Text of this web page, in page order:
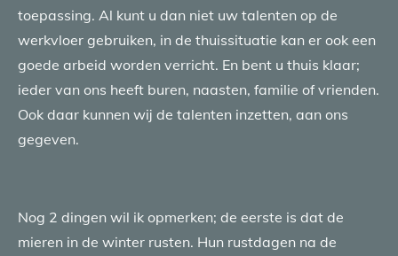
toepassing. Al kunt u dan niet uw talenten op de
werkvloer gebruiken, in de thuissituatie kan er ook een
goede arbeid worden verricht. En bent u thuis klaar;
ieder van ons heeft buren, naasten, familie of vrienden.
Ook daar kunnen wij de talenten inzetten, aan ons
gegeven.
Nog 2 dingen wil ik opmerken; de eerste is dat de
mieren in de winter rusten. Hun rustdagen na de